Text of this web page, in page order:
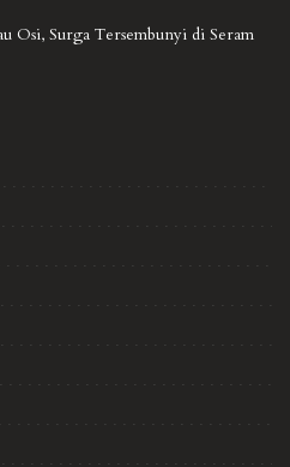
Osi, Surga Tersembunyi di Seram